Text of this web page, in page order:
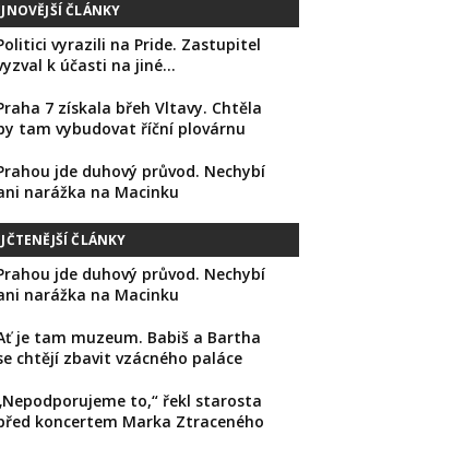
ČLÁNKY
vyrazili na Pride. Zastupitel
k účasti na jiné…
7 získala břeh Vltavy. Chtěla
tam vybudovat říční plovárnu
jde duhový průvod. Nechybí
narážka na Macinku
ČLÁNKY
jde duhový průvod. Nechybí
narážka na Macinku
je tam muzeum. Babiš a Bartha
chtějí zbavit vzácného paláce
to,“ řekl starosta
koncertem Marka Ztraceného